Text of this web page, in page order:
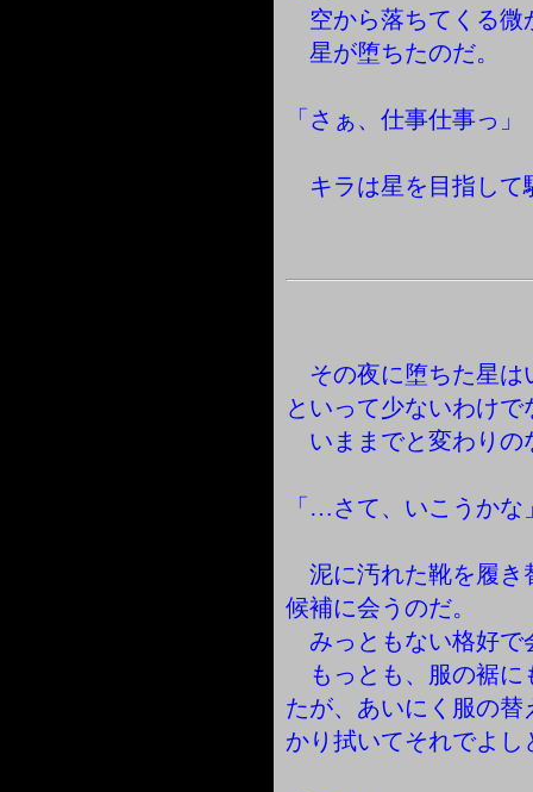
空から落ちてくる微
星が堕ちたのだ。
「さぁ、仕事仕事っ」
キラは星を目指して
その夜に堕ちた星は
といって少ないわけで
いままでと変わりの
「…さて、いこうかな
泥に汚れた靴を履き
候補に会うのだ。
みっともない格好で
もっとも、服の裾に
たが、あいにく服の
かり拭いてそれでよし